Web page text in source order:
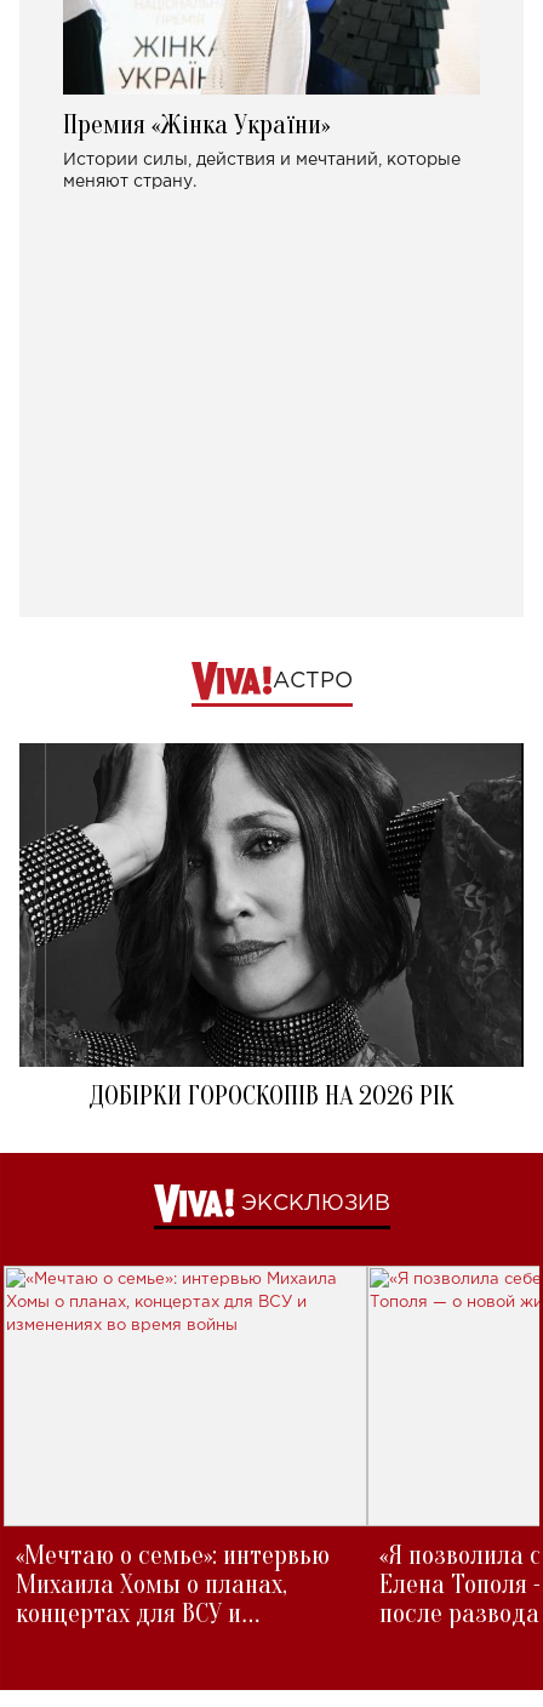
Премия «Жінка України»
Истории силы, действия и мечтаний, которые
меняют страну.
АСТРО
ДОБІРКИ ГОРОСКОПІВ НА 2026 РІК
ЭКСКЛЮЗИВ
«Мечтаю о семье»: интервью
Михаила Хомы о планах,
концертах для ВСУ и
«Я позволила
Елена Тополя
после развода